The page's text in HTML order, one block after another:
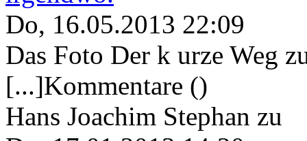
Do, 16.05.2013 22:09
Das Foto Der k urze Weg
[...]Kommentare ()
Hans Joachim Stephan zu